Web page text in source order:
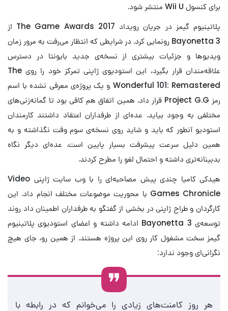
برای کنسول Wii U منتشر شود.
پلاتینیوم گیمز در جریان رویداد The Game Awards 2017 از
Bayonetta 3 رونمایی کرد. در شرایطی که انتظار می‌رفت به مرور زمان
ویدیوها و جزئیات بیشتری از نسخه‌ی جدید بایونتا در دسترس
علاقه‌مندان قرار بگیرد، این استودیوی ژاپنی تمرکز خود را روی The
Wonderful 101: Remastered و یک پروژه‌ی معرفی نشده با اسم
رمز Project G.G قرار داد. همین اتفاق هم کافی بود تا گمانه‌زنی‌های
مختلفی به وجود بیاید. عده‌ای از طرفداران اعتقاد داشتند کارمندان
استودیو آنطور که باید و شاید روی نسخه‌ی سوم وقت نگذاشته و به
همین دلیل سرعت پیشرفت بسیار پایین است. عده‌ای دیگر نگاه
بدبینانه‌تری داشته و احتمال لغو را مطرح کردند.
هیدکی کامیا چندی پیش مصاحبه‌ای را با وب سایت ژاپنی Video
Games Chronicle با محوریت موضوعات مختلف انجام داد. این
کارگردان و طراح ژاپنی در بخشی از گفتگو به طرفداران اطمینان داد روند
توسعه‌ی Bayonetta 3 ادامه داشته و اعضای استودیوی پلاتینیوم
گیمز سخت مشغول کار روی این پروژه هستند. از همین رو، جای هیچ
نگرانی‌ای وجود ندارد:
هر روز کامنت‌های زیادی را می‌خوانم که در رابطه با